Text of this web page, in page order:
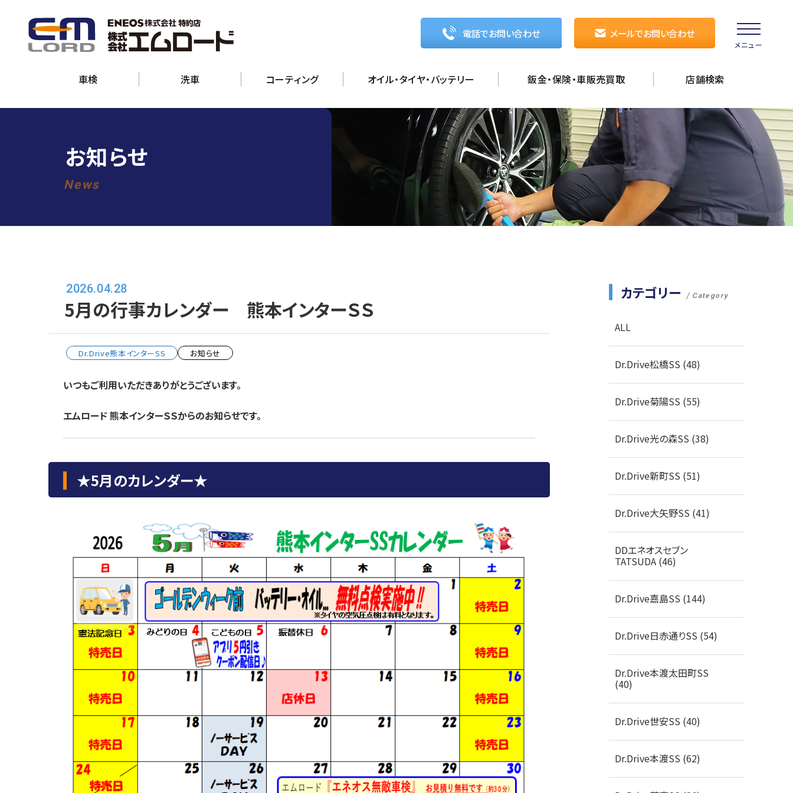
電話でお問い合わせ メールでお問い合わせ
車検 洗車 コーティング オイル・タイヤ・バッテリー 鈑金・保険・車販売買取 店舗検索
メニュー
お知らせ
News
2026.04.28
5月の行事カレンダー 熊本インターＳＳ
Dr.Drive熊本インターSS お知らせ
いつもご利用いただきありがとうございます。
エムロード 熊本インターＳＳからのお知らせです。
★5月のカレンダー★
カテゴリー Category
ALL
Dr.Drive松橋SS (48)
Dr.Drive菊陽SS (55)
Dr.Drive光の森SS (38)
Dr.Drive新町SS (51)
Dr.Drive大矢野SS (41)
DDエネオスセブン
TATSUDA (46)
Dr.Drive嘉島SS (144)
Dr.Drive日赤通りSS (54)
Dr.Drive本渡太田町SS
(40)
Dr.Drive世安SS (40)
Dr.Drive本渡SS (62)